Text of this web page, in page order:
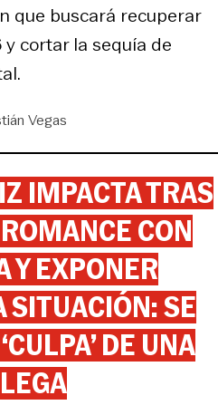
que buscará recuperar
cortar la sequía de
Vegas
IMPACTA TRAS
CON
Y EXPONER
SITUACIÓN: SE
DE UNA